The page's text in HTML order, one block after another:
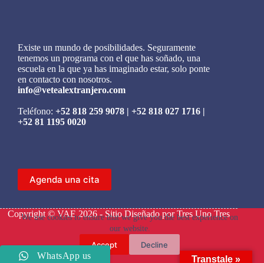
We use cookies to ensure that we give you the best experience on
our website.
Accept Decline
Existe un mundo de posibilidades. Seguramente
tenemos un programa con el que has soñado, una
escuela en la que ya has imaginado estar, solo ponte
en contacto con nosotros.
info@vetealextranjero.com
Teléfono: +52 818 259 9078 | +52 818 027 1716 |
+52 81 1195 0020
Agenda una cita
Copyright © VAE 2026 - Sitio Diseñado porTres Uno Tres
Transtale »
WhatsApp us